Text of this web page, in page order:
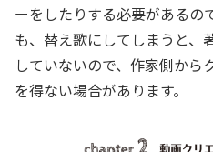
ーをしたりする必要があるの
も、替え歌にしてしまうと、
していないので、作家側から
を得ない場合があります。